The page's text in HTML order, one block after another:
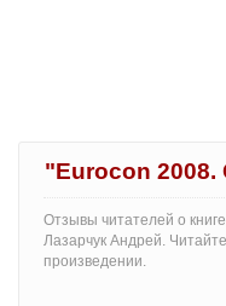
"Eurocon 2008.
Отзывы читателей о
Лазарчук Андрей.
произведении.